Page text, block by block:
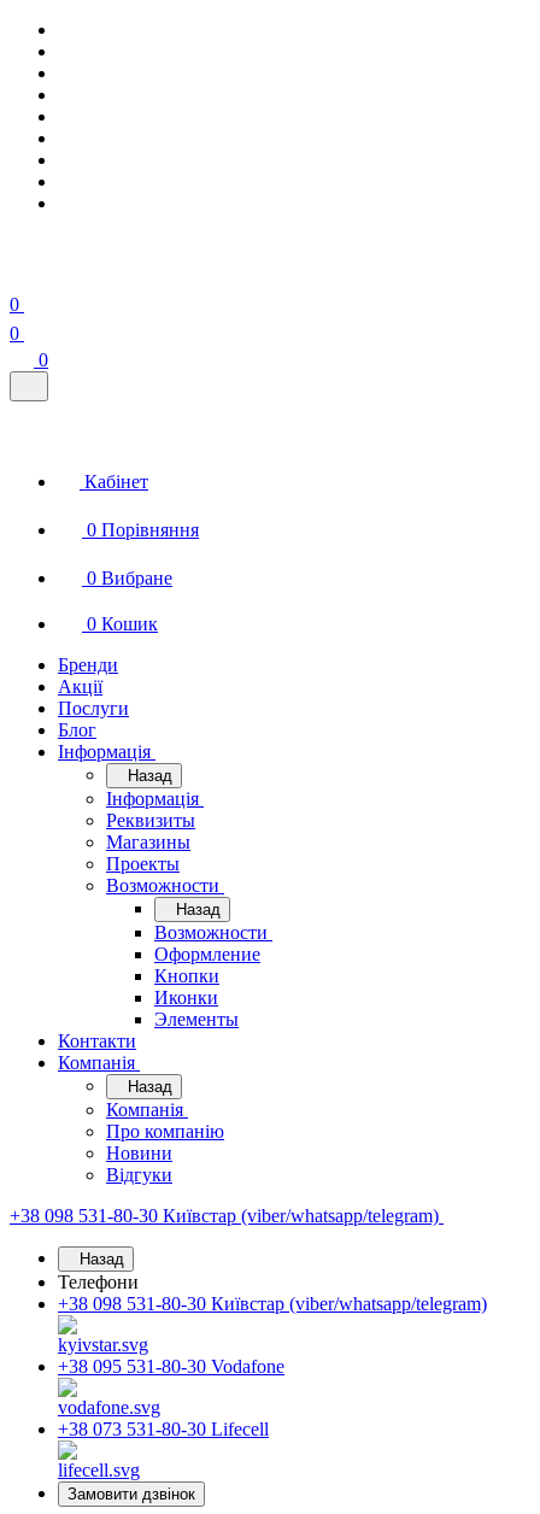
0
0
0
Кабінет
0 Порівняння
0 Вибране
0 Кошик
Бренди
Акції
Послуги
Блог
Інформація
Назад
Інформація
Реквизиты
Магазины
Проекты
Возможности
Назад
Возможности
Оформление
Кнопки
Иконки
Элементы
Контакти
Компанія
Назад
Компанія
Про компанію
Новини
Відгуки
+38 098 531-80-30 Київстар (viber/whatsapp/telegram)
Назад
Телефони
+38 098 531-80-30 Київстар (viber/whatsapp/telegram)
+38 095 531-80-30 Vodafone
+38 073 531-80-30 Lifecell
Замовити дзвінок